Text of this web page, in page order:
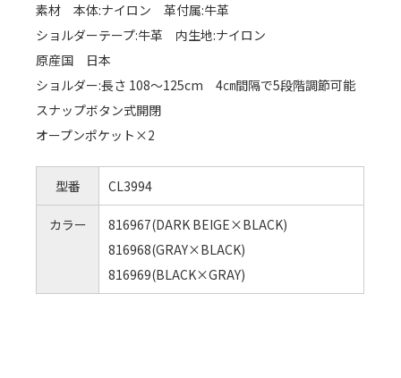
素材 本体:ナイロン 革付属:牛革
ショルダーテープ:牛革 内生地:ナイロン
原産国 日本
ショルダー:長さ 108～125cm 4㎝間隔で5段階調節可能
スナップボタン式開閉
オープンポケット×2
型番 CL3994
カラー
816967(DARK BEIGE×BLACK)
816968(GRAY×BLACK)
816969(BLACK×GRAY)